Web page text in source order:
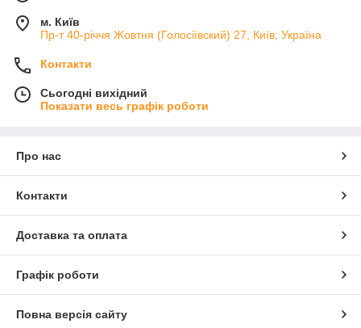
м. Київ
Пр-т 40-річчя Жовтня (Голосіївский) 27, Київ, Україна
Контакти
Сьогодні вихідний
Показати весь графік роботи
Про нас
Контакти
Доставка та оплата
Графік роботи
Повна версія сайту